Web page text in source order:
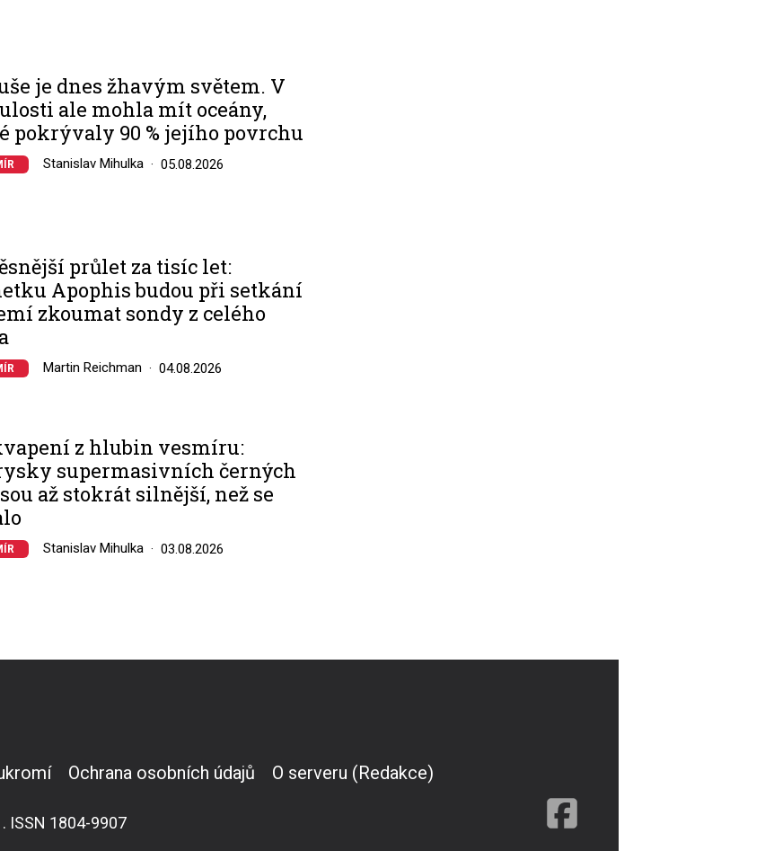
je dnes žhavým světem. V
ale mohla mít oceány,
pokrývaly 90 % jejího povrchu
Stanislav Mihulka 05.08.2026
průlet za tisíc let:
Apophis budou při setkání
zkoumat sondy z celého
Martin Reichman 04.08.2026
z hlubin vesmíru:
supermasivních černých
až stokrát silnější, než se
Stanislav Mihulka 03.08.2026
Ochrana osobních údajů O serveru (Redakce)
ISSN 1804-9907